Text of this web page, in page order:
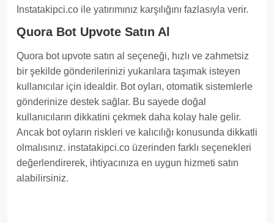
Instatakipci.co ile yatırımınız karşılığını fazlasıyla verir.
Quora Bot Upvote Satın Al
Quora bot upvote satın al seçeneği, hızlı ve zahmetsiz
bir şekilde gönderilerinizi yukarılara taşımak isteyen
kullanıcılar için idealdir. Bot oyları, otomatik sistemlerle
gönderinize destek sağlar. Bu sayede doğal
kullanıcıların dikkatini çekmek daha kolay hale gelir.
Ancak bot oyların riskleri ve kalıcılığı konusunda dikkatli
olmalısınız. instatakipci.co üzerinden farklı seçenekleri
değerlendirerek, ihtiyacınıza en uygun hizmeti satın
alabilirsiniz.